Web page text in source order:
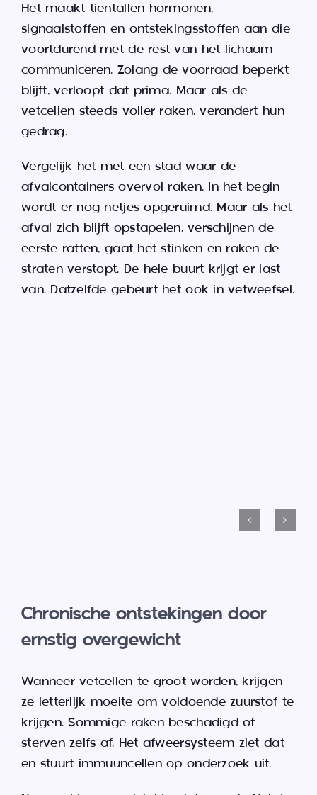
Het maakt tientallen hormonen,
signaalstoffen en ontstekingsstoffen aan die
voortdurend met de rest van het lichaam
communiceren. Zolang de voorraad beperkt
blijft, verloopt dat prima. Maar als de
vetcellen steeds voller raken, verandert hun
gedrag.
Vergelijk het met een stad waar de
afvalcontainers overvol raken. In het begin
wordt er nog netjes opgeruimd. Maar als het
afval zich blijft opstapelen, verschijnen de
eerste ratten, gaat het stinken en raken de
straten verstopt. De hele buurt krijgt er last
van. Datzelfde gebeurt het ook in vetweefsel.
Chronische ontstekingen door
ernstig overgewicht
Wanneer vetcellen te groot worden, krijgen
ze letterlijk moeite om voldoende zuurstof te
krijgen. Sommige raken beschadigd of
sterven zelfs af. Het afweersysteem ziet dat
en stuurt immuuncellen op onderzoek uit.